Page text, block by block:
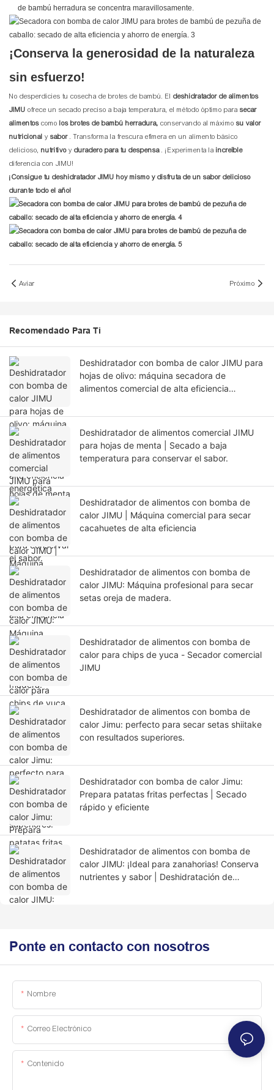
de bambú herradura se concentra maravillosamente.
¡Conserva la generosidad de la naturaleza
sin esfuerzo!
No desperdicies tu cosecha de brotes de bambú. El deshidratador de alimentos
JIMU ofrece un secado preciso a baja temperatura, el método óptimo para secar
alimentos como los brotes de bambú herradura, conservando al máximo su valor
nutricional y sabor . Transforma la frescura efímera en un alimento básico
delicioso, nutritivo y duradero para tu despensa . ¡Experimenta la increíble
diferencia con JIMU!
¡Consigue tu deshidratador JIMU hoy mismo y disfruta de un sabor delicioso
durante todo el año!
Aviar Próximo
Recomendado Para Ti
Deshidratador con bomba de calor JIMU para
hojas de olivo: máquina secadora de
alimentos comercial de alta eficiencia
calidad.
Deshidratador de alimentos comercial JIMU
para hojas de menta | Secado a baja
temperatura para conservar el sabor.
Deshidratador de alimentos con bomba de
calor JIMU | Máquina comercial para secar
cacahuetes de alta eficiencia
Deshidratador de alimentos con bomba de
calor JIMU: Máquina profesional para secar
setas oreja de madera.
Deshidratador de alimentos con bomba de
calor para chips de yuca - Secador comercial
JIMU
Deshidratador de alimentos con bomba de
calor Jimu: perfecto para secar setas shiitake
con resultados superiores.
Deshidratador con bomba de calor Jimu:
Prepara patatas fritas perfectas | Secado
rápido y eficiente
Deshidratador de alimentos con bomba de
calor JIMU: ¡Ideal para zanahorias! Conserva
nutrientes y sabor | Deshidratación de
Ponte en contacto con nosotros
Nombre
Correo Electrónico
Contenido